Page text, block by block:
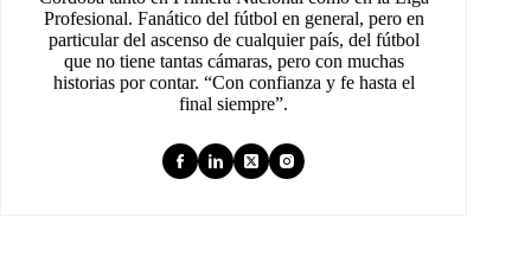
Profesional. Fanático del fútbol en general, pero en
particular del ascenso de cualquier país, del fútbol
que no tiene tantas cámaras, pero con muchas
historias por contar. “Con confianza y fe hasta el
final siempre”.